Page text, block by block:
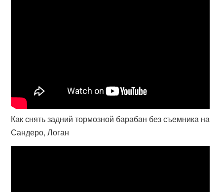
Как снять задний тормозной барабан без съемника на
Сандеро, Логан